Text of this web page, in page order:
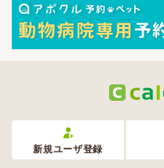
新規ユーザ登録